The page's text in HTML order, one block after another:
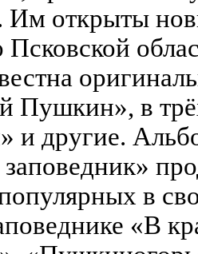
Им открыты
Пушкин», в
и другие.
в
«В